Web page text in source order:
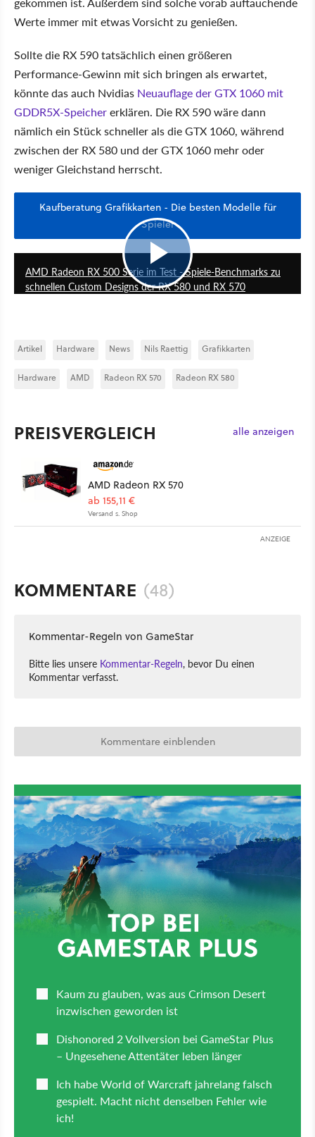
Werte immer mit etwas Vorsicht zu genießen.
Sollte die RX 590 tatsächlich einen größeren
Performance-Gewinn mit sich bringen als erwartet,
könnte das auch Nvidias Neuauflage der GTX 1060 mit
GDDR5X-Speichererklären. Die RX 590 wäre dann
nämlich ein Stück schneller als die GTX 1060, während
zwischen der RX 580 und der GTX 1060 mehr oder
weniger Gleichstand herrscht.
Kaufberatung Grafikkarten - Die besten Modelle für
Spieler
6:44
AMD Radeon RX 500 Serie im Test - Spiele-Benchmarks zu
schnellen Custom Designs der RX 580 und RX 570
Artikel Hardware News Nils Raettig Grafikkarten
Hardware AMD Radeon RX 570 Radeon RX 580
PREISVERGLEICH alle anzeigen
AMD Radeon RX 570
ab 155,11 €
Versand s. Shop
ANZEIGE
KOMMENTARE (48)
Kommentar-Regeln von GameStar
Bitte lies unsere Kommentar-Regeln, bevor Du einen
Kommentar verfasst.
Kommentare einblenden